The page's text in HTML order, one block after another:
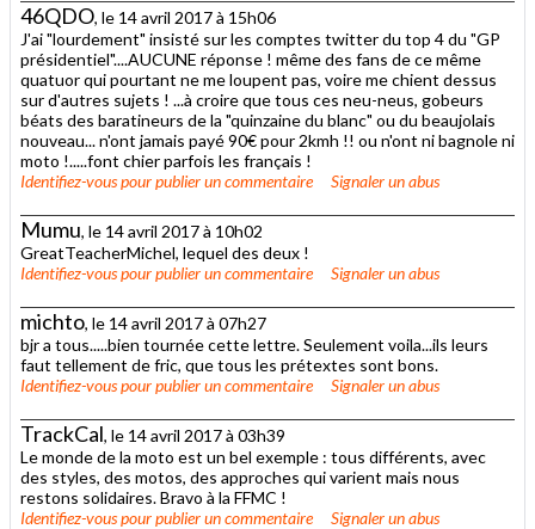
46QDO, le 14 avril 2017 à 15h06
J'ai "lourdement" insisté sur les comptes twitter du top 4 du "GP
présidentiel"....AUCUNE réponse ! même des fans de ce même
quatuor qui pourtant ne me loupent pas, voire me chient dessus
sur d'autres sujets ! ...à croire que tous ces neu-neus, gobeurs
béats des baratineurs de la "quinzaine du blanc" ou du beaujolais
nouveau... n'ont jamais payé 90€ pour 2kmh !! ou n'ont ni bagnole ni
moto !.....font chier parfois les français !
Identifiez-vouspour publier un commentaire Signaler un abus
Mumu, le 14 avril 2017 à 10h02
GreatTeacherMichel, lequel des deux !
Identifiez-vouspour publier un commentaire Signaler un abus
michto, le 14 avril 2017 à 07h27
bjr a tous.....bien tournée cette lettre. Seulement voila...ils leurs
faut tellement de fric, que tous les prétextes sont bons.
Identifiez-vouspour publier un commentaire Signaler un abus
TrackCal, le 14 avril 2017 à 03h39
Le monde de la moto est un bel exemple : tous différents, avec
des styles, des motos, des approches qui varient mais nous
restons solidaires. Bravo à la FFMC !
Identifiez-vouspour publier un commentaire Signaler un abus